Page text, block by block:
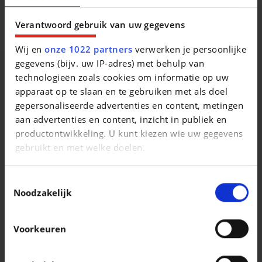
Verantwoord gebruik van uw gegevens
Wij enonze 1022 partners verwerken je persoonlijke
gegevens (bijv. uw IP-adres) met behulp van
technologieën zoals cookies om informatie op uw
apparaat op te slaan en te gebruiken met als doel
gepersonaliseerde advertenties en content, metingen
aan advertenties en content, inzicht in publiek en
productontwikkeling. U kunt kiezen wie uw gegevens
gebruikt en met welke doelen.
Informatie verzamelen over uw geografische
locatie, die tot een paar meter nauwkeurig kan zijn
Uw apparaat identificeren door het actief te
scannen op specifieke eigenschappen
Noodzakelijk
Voorkeuren
Jantes en alliage, Phares directionnels
Vergelijkbare voertuigen
CITROEN C3 CITROEN GRAND C4
183.982 km